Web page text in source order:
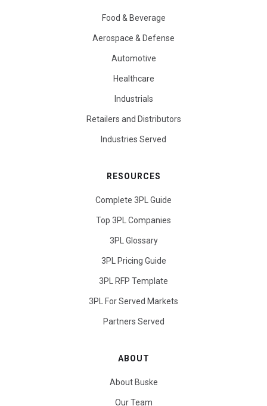
Food & Beverage
Aerospace & Defense
Automotive
Healthcare
Industrials
Retailers and Distributors
Industries Served
RESOURCES
Complete 3PL Guide
Top 3PL Companies
3PL Glossary
3PL Pricing Guide
3PL RFP Template
3PL For Served Markets
Partners Served
ABOUT
About Buske
Our Team